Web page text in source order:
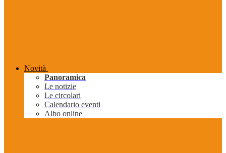
Novità
Panoramica
Le notizie
Le circolari
Calendario eventi
Albo online